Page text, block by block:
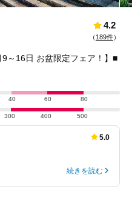
4.2
（ 189件）
～16日 お盆限定フェア！】■
40 60 80
300 400 500
5.0
続きを読む